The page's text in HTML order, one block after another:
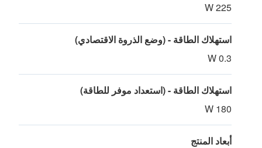
225 W
استهلاك الطاقة - (وضع الذروة الاقتصادي)
0.3 W
استهلاك الطاقة - (استعداد موفر للطاقة)
180 W
أبعاد المنتج